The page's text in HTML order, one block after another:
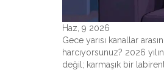
Haz, 9 2026
Gece yarısı kanallar
harcıyorsunuz? 2026
değil; karmaşık bir